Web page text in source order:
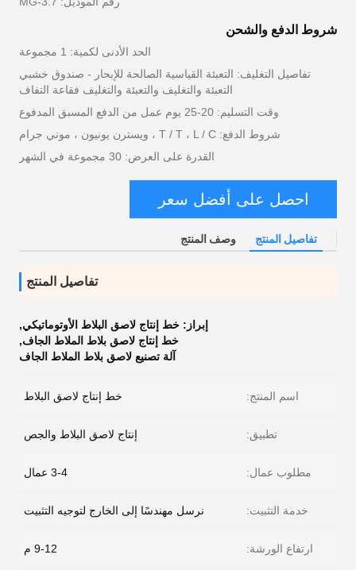
شروط الدفع والشحن
الحد الأدنى لكمية: 1 مجموعة
تفاصيل التغليف: التعبئة القياسية الصالحة للإبحار - صندوق خشبي
التعبئة والتغليف والتعبئة والتغليف فقاعة التفاف
وقت التسليم: 20-25 يوم عمل من الدفع المسبق المدفوع
شروط الدفع: T / T ، L / C ، ويسترن يونيون ، موني جرام
القدرة على العرض: 30 مجموعة في الشهر
احصل على أفضل سعر
تفاصيل المنتج وصف المنتج
تفاصيل المنتج
إبراز: خط إنتاج لاصق البلاط الأوتوماتيكي,
خط إنتاج لاصق بلاط الملاط الجاف,
آلة تصنيع لاصق بلاط الملاط الجاف
اسم المنتج: خط إنتاج لاصق البلاط
تطبيق: إنتاج لاصق البلاط والجص
مطلوب عمال: 3-4 عمال
خدمة التثبيت: نرسل مهندسًا إلى الخارج لتوجيه التثبيت
ارتفاع الورشة: 9-12 م